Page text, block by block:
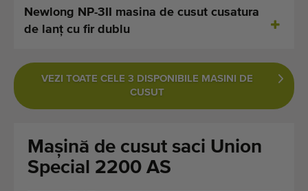
Notificări despre mașini disponibile
Importați o mașină
Machines
Despre noi
Newlong NP-3II masina de cusut cusatura
de lanț cu fir dublu
VEZI TOATE CELE 3 DISPONIBILE MASINI DE
CUSUT
Mașină de cusut saci Union
Special 2200 AS